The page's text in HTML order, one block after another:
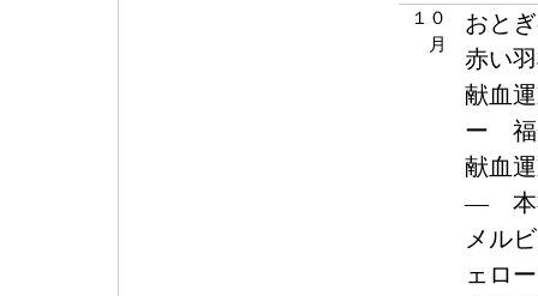
１０
月
おと
赤い
献血
ー 福
献血
― 本
メル
ェロー